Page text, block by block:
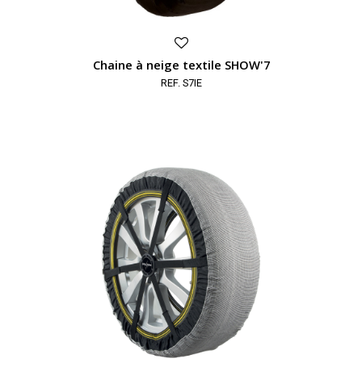
Chaine à neige textile SHOW'7
REF. S7IE